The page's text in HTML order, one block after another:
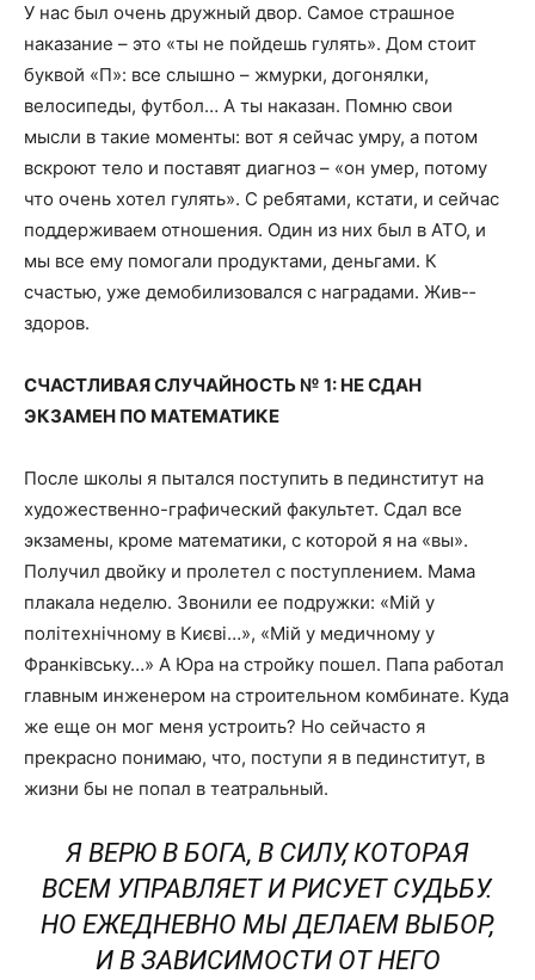
У нас был очень дружный двор. Самое страшное
наказание – это «ты не пойдешь гулять». Дом стоит
буквой «П»: все слышно – жмурки, догонялки,
велосипеды, футбол… А ты наказан. Помню свои
мысли в такие моменты: вот я сейчас умру, а потом
вскроют тело и поставят диаг­ноз – «он умер, потому
что очень хотел гулять». С ребятами, кстати, и сейчас
поддерживаем отношения. Один из них был в АТО, и
мы все ему помогали продуктами, деньгами. К
счастью, уже демобилизовался с наградами. Жив-­
здоров.
СЧАСТЛИВАЯ СЛУЧАЙНОСТЬ № 1: НЕ СДАН
ЭКЗАМЕН ПО МАТЕМАТИКЕ
После школы я пытался поступить в пединститут на
художественно­-графический факультет. Сдал все
экзамены, кроме математики, с которой я на «вы».
Получил двойку и пролетел с поступлением. Мама
плакала неделю. Звонили ее подружки: «Мій у
політехнічному в Києві…», «Мій у медичному у
Франківську…» А Юра на стройку пошел. Папа работал
главным инженером на строительном комбинате. Куда
же еще он мог меня устроить? Но сейчас­то я
прекрасно понимаю, что, поступи я в пединститут, в
жизни бы не попал в театральный.
Я ВЕРЮ В БОГА, В СИЛУ, КОТОРАЯ
ВСЕМ УПРАВЛЯЕТ И РИСУЕТ СУДЬБУ.
НО ЕЖЕДНЕВНО МЫ ДЕЛАЕМ ВЫБОР,
И В ЗАВИСИМОСТИ ОТ НЕГО